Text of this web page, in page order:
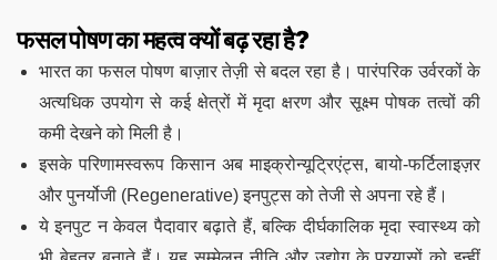
फसल पोषण का महत्व क्यों बढ़ रहा है?
भारत का फसल पोषण बाज़ार तेज़ी से बदल रहा है। पारंपरिक उर्वरकों के
अत्यधिक उपयोग से कई क्षेत्रों में मृदा क्षरण और सूक्ष्म पोषक तत्वों की
कमी देखने को मिली है।
इसके परिणामस्वरूप किसान अब माइक्रोन्यूट्रिएंट्स, बायो-फर्टिलाइज़र
और पुनर्योजी (Regenerative) इनपुट्स को तेजी से अपना रहे हैं।
ये इनपुट न केवल पैदावार बढ़ाते हैं, बल्कि दीर्घकालिक मृदा स्वास्थ्य को